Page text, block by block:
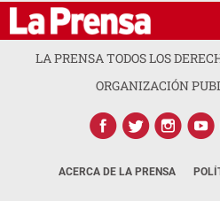
LA PRENSA TODOS LOS
ORGANIZACIÓN
ACERCA DE LA PRENSA